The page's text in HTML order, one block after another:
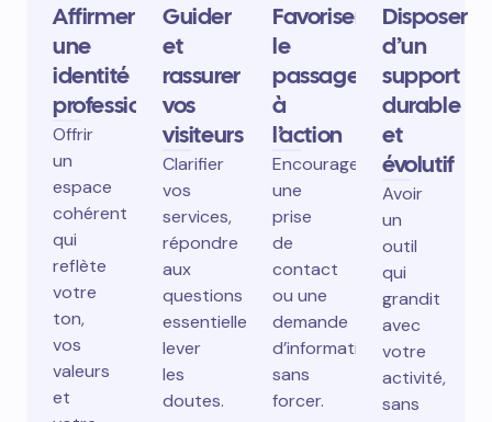
Affirmer
une
identité
professionnelle
Offrir
un
espace
cohérent
qui
reflète
votre
ton,
vos
valeurs
et
Guider
et
rassurer
vos
visiteurs
Clarifier
vos
services,
répondre
aux
questions
essentielles,
lever
les
doutes.
Favoriser
le
passage
à
l’action
Encourager
une
prise
de
contact
ou une
demande
d’information
sans
forcer.
Disposer
d’un
support
durable
et
évolutif
Avoir
un
outil
qui
grandit
avec
votre
activité,
sans